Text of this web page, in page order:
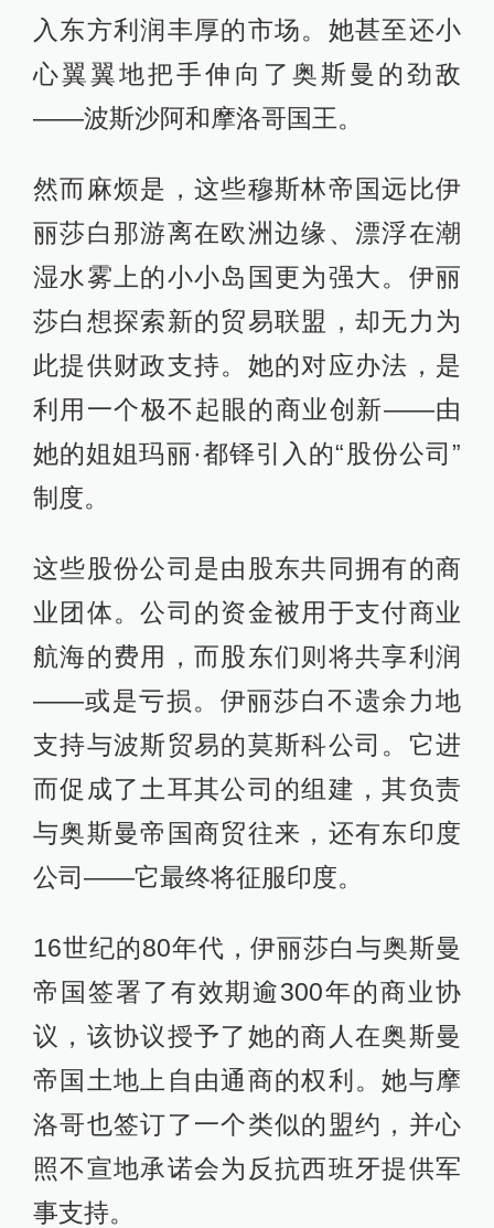
入东方利润丰厚的市场。她甚至还小
心翼翼地把手伸向了奥斯曼的劲敌
——波斯沙阿和摩洛哥国王。
然而麻烦是，这些穆斯林帝国远比伊
丽莎白那游离在欧洲边缘、漂浮在潮
湿水雾上的小小岛国更为强大。伊丽
莎白想探索新的贸易联盟，却无力为
此提供财政支持。她的对应办法，是
利用一个极不起眼的商业创新——由
她的姐姐玛丽·都铎引入的“股份公司”
制度。
这些股份公司是由股东共同拥有的商
业团体。公司的资金被用于支付商业
航海的费用，而股东们则将共享利润
——或是亏损。伊丽莎白不遗余力地
支持与波斯贸易的莫斯科公司。它进
而促成了土耳其公司的组建，其负责
与奥斯曼帝国商贸往来，还有东印度
公司——它最终将征服印度。
16世纪的80年代，伊丽莎白与奥斯曼
帝国签署了有效期逾300年的商业协
议，该协议授予了她的商人在奥斯曼
帝国土地上自由通商的权利。她与摩
洛哥也签订了一个类似的盟约，并心
照不宣地承诺会为反抗西班牙提供军
事支持。